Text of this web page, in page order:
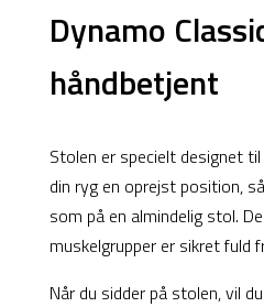
search
Dynamo
håndbetjent
Stolen er specielt designet
din ryg en oprejst position,
som på en almindelig stol.
muskelgrupper er sikret fuld
Når du sidder på stolen, vil